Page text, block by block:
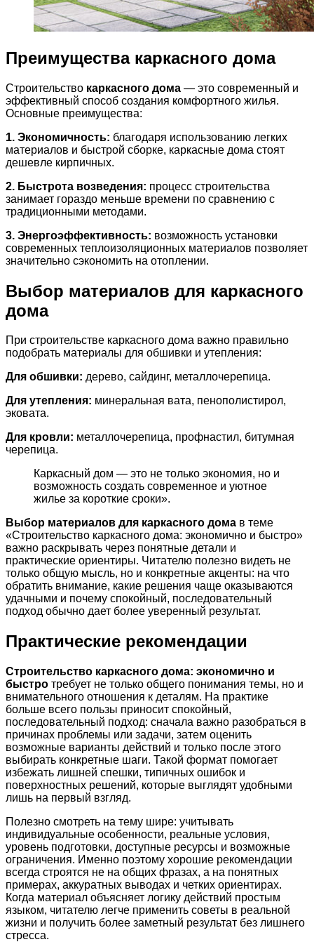
Преимущества каркасного дома
Строительство каркасного дома — это современный и
эффективный способ создания комфортного жилья.
Основные преимущества:
1. Экономичность: благодаря использованию легких
материалов и быстрой сборке, каркасные дома стоят
дешевле кирпичных.
2. Быстрота возведения: процесс строительства
занимает гораздо меньше времени по сравнению с
традиционными методами.
3. Энергоэффективность: возможность установки
современных теплоизоляционных материалов позволяет
значительно сэкономить на отоплении.
Выбор материалов для каркасного
дома
При строительстве каркасного дома важно правильно
подобрать материалы для обшивки и утепления:
Для обшивки: дерево, сайдинг, металлочерепица.
Для утепления: минеральная вата, пенополистирол,
эковата.
Для кровли: металлочерепица, профнастил, битумная
черепица.
Каркасный дом — это не только экономия, но и
возможность создать современное и уютное
жилье за короткие сроки».
Выбор материалов для каркасного дома в теме
«Строительство каркасного дома: экономично и быстро»
важно раскрывать через понятные детали и
практические ориентиры. Читателю полезно видеть не
только общую мысль, но и конкретные акценты: на что
обратить внимание, какие решения чаще оказываются
удачными и почему спокойный, последовательный
подход обычно дает более уверенный результат.
Практические рекомендации
Строительство каркасного дома: экономично и
быстро требует не только общего понимания темы, но и
внимательного отношения к деталям. На практике
больше всего пользы приносит спокойный,
последовательный подход: сначала важно разобраться в
причинах проблемы или задачи, затем оценить
возможные варианты действий и только после этого
выбирать конкретные шаги. Такой формат помогает
избежать лишней спешки, типичных ошибок и
поверхностных решений, которые выглядят удобными
лишь на первый взгляд.
Полезно смотреть на тему шире: учитывать
индивидуальные особенности, реальные условия,
уровень подготовки, доступные ресурсы и возможные
ограничения. Именно поэтому хорошие рекомендации
всегда строятся не на общих фразах, а на понятных
примерах, аккуратных выводах и четких ориентирах.
Когда материал объясняет логику действий простым
языком, читателю легче применить советы в реальной
жизни и получить более заметный результат без лишнего
стресса.